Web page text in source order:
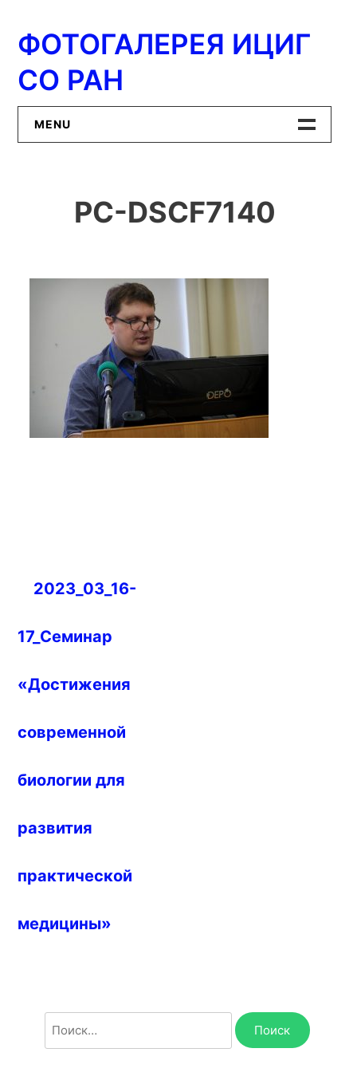
содержимому
ФОТОГАЛЕРЕЯ ИЦИГ
СО РАН
MENU
ИЦиГ СО РАН
PC-DSCF7140
Навигация
записям
2023_03_16-
17_Семинар
«Достижения
современной
биологии для
развития
практической
медицины»
Найти: